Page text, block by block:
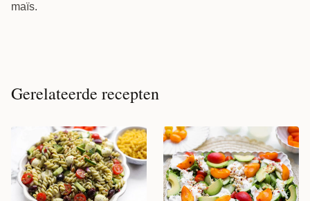
maïs.
Gerelateerde recepten